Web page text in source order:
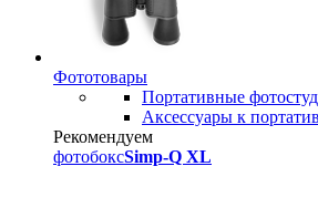
Фототовары
Портативные
Аксессуары к
Рекомендуем
фотобоксSimp-Q XL